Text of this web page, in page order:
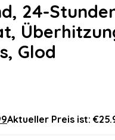
24-
Glod
Aktueller Preis ist: